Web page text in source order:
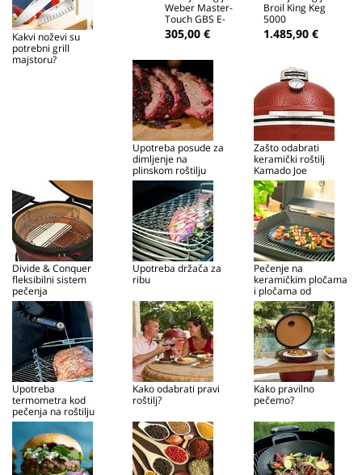
Weber Master-
Touch GBS E-
5750, 57 cm,
crni
305,00 €
Broil King Keg
5000
1.485,90 €
Kakvi noževi su
potrebni grill
majstoru?
Upotreba posude za
dimljenje na
plinskom roštilju
Zašto odabrati
keramički roštilj
Kamado Joe
Divide & Conquer
fleksibilni sistem
pečenja
Upotreba držača za
ribu
Pečenje na
keramičkim pločama
i pločama od
lijevanog željeza
Upotreba
termometra kod
pečenja na roštilju
Kako odabrati pravi
roštilj?
Kako pravilno
pečemo?